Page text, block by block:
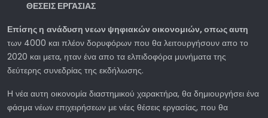
ΘΕΣΕΙΣ ΕΡΓΑΣΙΑΣ
Επίσης η ανάδυση νεων ψηφιακών οικονομιών, οπως αυτη
των 4000 και πλέον δορυφόρων που θα λειτουργήσουν απο το
2020 και μετα, ηταν ένα απο τα ελπιδοφόρα μυνήματα της
δεύτερης συνεδρίας της εκδήλωσης.
Η νέα αυτη οικονομία διαστημικού χαρακτήρα, θα δημιουργήσει ένα
φάσμα νέων επιχειρήσεων με νέες θέσεις εργασίας, που θα